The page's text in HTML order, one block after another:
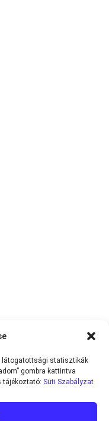
látogatottsági statisztikák
gombra kattintva
tájékoztató: Süti Szabályzat